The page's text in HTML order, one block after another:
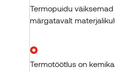
Termopuidu
märgatavalt
Termotöötlus on